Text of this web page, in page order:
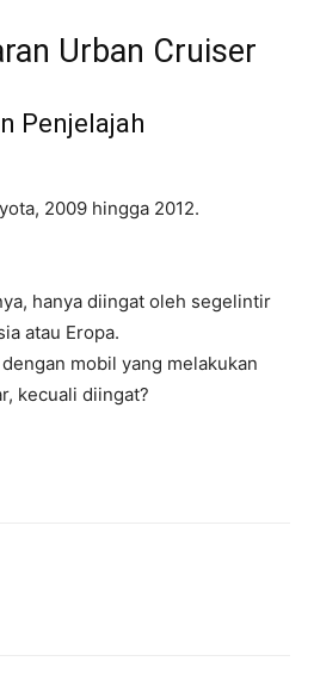
Urban Cruiser
Penjelajah
2009 hingga 2012.
hanya diingat oleh segelintir
atau Eropa.
mobil yang melakukan
kecuali diingat?